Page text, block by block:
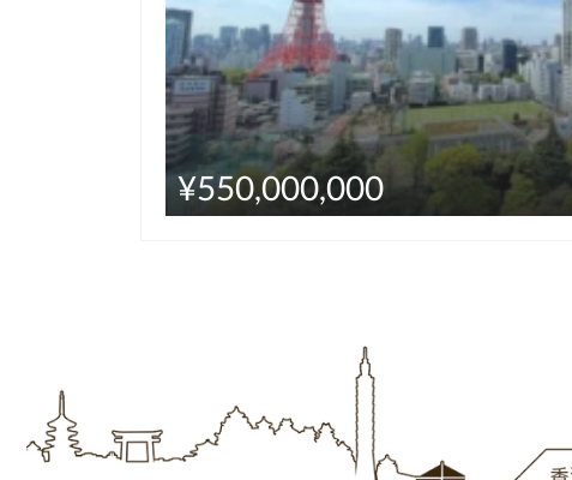
¥550,000,000